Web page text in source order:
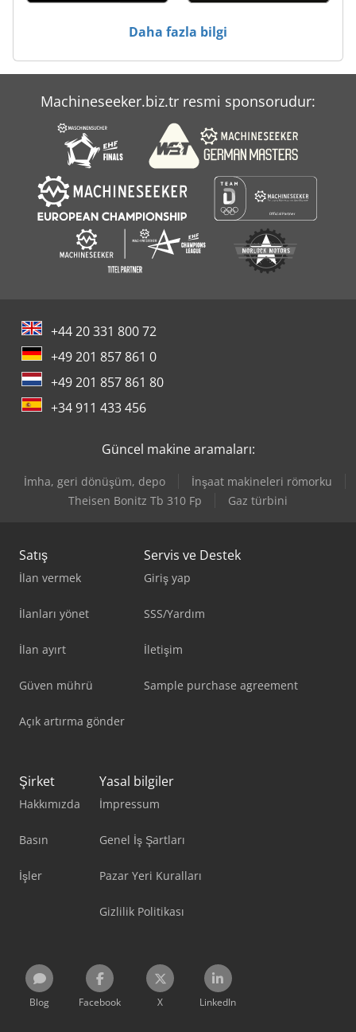
Daha fazla bilgi
Machineseeker.biz.tr resmi sponsorudur:
+44 20 331 800 72
+49 201 857 861 0
+49 201 857 861 80
+34 911 433 456
Güncel makine aramaları:
İmha, geri dönüşüm, depo
İnşaat makineleri römorku
Theisen Bonitz Tb 310 Fp
Gaz türbini
Satış
İlan vermek
İlanları yönet
İlan ayırt
Güven mührü
Açık artırma gönder
Servis ve Destek
Giriş yap
SSS/Yardım
İletişim
Sample purchase agreement
Şirket
Hakkımızda
Basın
İşler
Yasal bilgiler
İmpressum
Genel İş Şartları
Pazar Yeri Kuralları
Gizlilik Politikası
Blog Facebook X LinkedIn